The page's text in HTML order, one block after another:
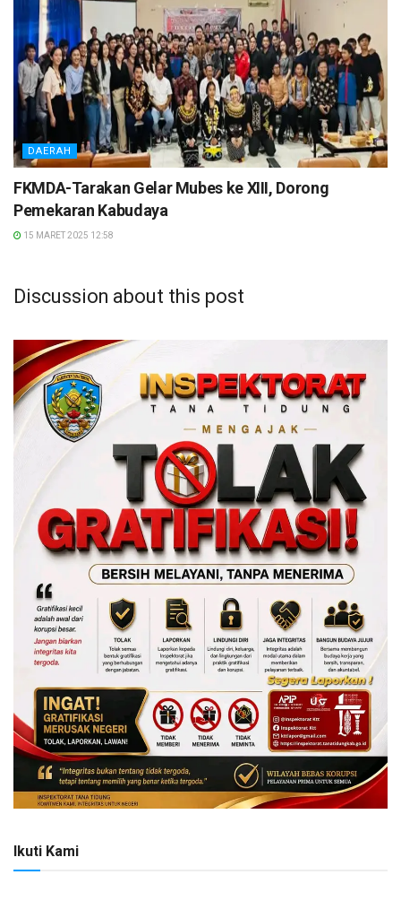
DAERAH
FKMDA-Tarakan Gelar Mubes ke XIII, Dorong
Pemekaran Kabudaya
15 MARET 2025 12:58
Discussion about this post
Ikuti Kami